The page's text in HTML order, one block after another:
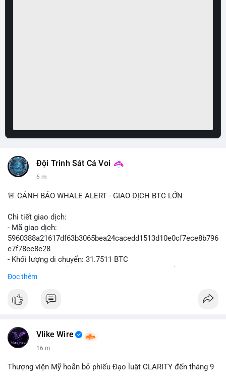
Đội Trinh Sát Cá Voi
6 m
🚨 CẢNH BÁO WHALE ALERT - GIAO DỊCH BTC LỚN
Chi tiết giao dịch:
- Mã giao dịch:
5960388a21617df63b3065bea24cacedd1513d10e0cf7ece8b796
e7f78ee8e28
- Khối lượng di chuyển: 31.7511 BTC
USD)
Đọc thêm
Vlike Wire
16 m
Thượng viện Mỹ hoãn bỏ phiếu Đạo luật CLARITY đến tháng 9